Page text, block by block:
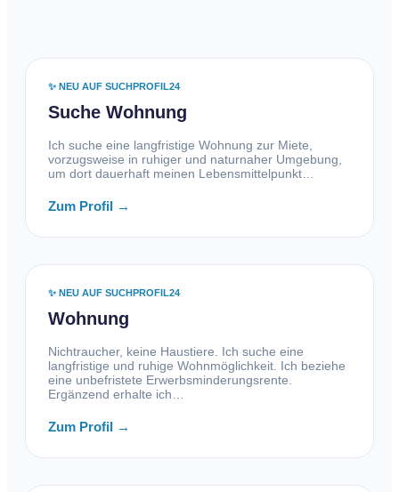
✨ NEU AUF SUCHPROFIL24
Suche Wohnung
Ich suche eine langfristige Wohnung zur Miete,
vorzugsweise in ruhiger und naturnaher Umgebung,
um dort dauerhaft meinen Lebensmittelpunkt…
Zum Profil →
✨ NEU AUF SUCHPROFIL24
Wohnung
Nichtraucher, keine Haustiere. Ich suche eine
langfristige und ruhige Wohnmöglichkeit. Ich beziehe
eine unbefristete Erwerbsminderungsrente.
Ergänzend erhalte ich…
Zum Profil →